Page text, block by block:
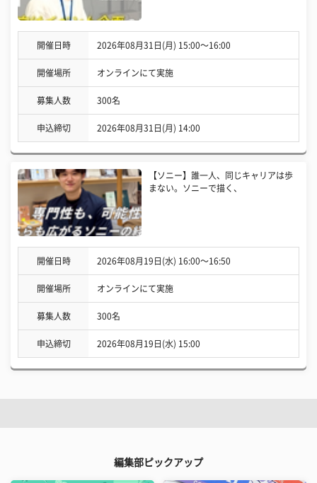
開催日時 2026年08月31日(月) 15:00〜16:00
開催場所 オンラインにて実施
募集人数 300名
申込締切 2026年08月31日(月) 14:00
【ソニー】誰一人、同じキャリアは歩
まない。ソニーで描く、
開催日時 2026年08月19日(水) 16:00〜16:50
開催場所 オンラインにて実施
募集人数 300名
申込締切 2026年08月19日(水) 15:00
編集部ピックアップ